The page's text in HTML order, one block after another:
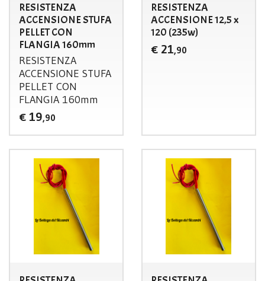
RESISTENZA
ACCENSIONE STUFA
PELLET CON
FLANGIA 160mm
RESISTENZA
ACCENSIONE STUFA
PELLET CON
FLANGIA160mm
€ 19,90
RESISTENZA
ACCENSIONE 12,5 x
120 (235w)
€ 21,90